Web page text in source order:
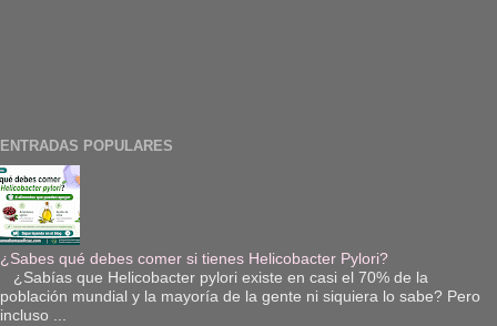
ENTRADAS POPULARES
¿Sabes qué debes comer si tienes Helicobacter Pylori?
¿Sabías que Helicobacter pylori existe en casi el 70% de la
población mundial y la mayoría de la gente ni siquiera lo sabe? Pero
incluso ...